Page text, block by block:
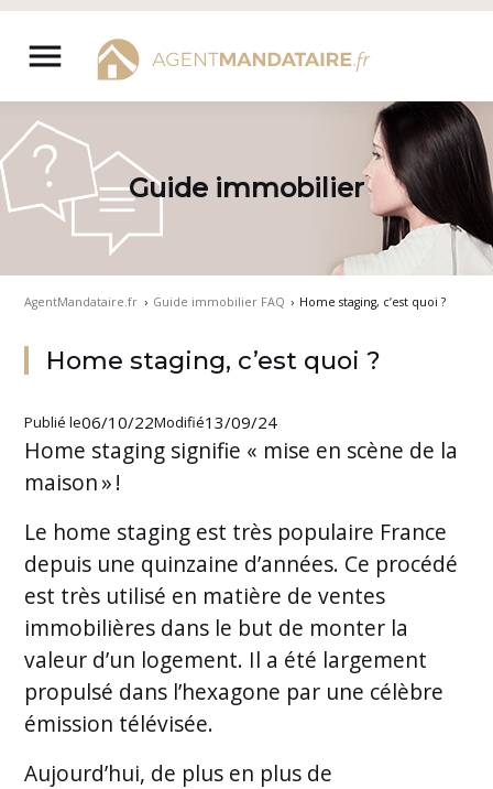
Aller
contenu
menu
Guide immobilier
AgentMandataire.fr › Guide immobilier FAQ › Home staging, c’est quoi ?
Home staging, c’est quoi ?
Publié le06/10/22Modifié13/09/24
Home staging signifie « mise en scène de la
maison » !
Le home staging est très populaire France
depuis une quinzaine d’années. Ce procédé
est très utilisé en matière de ventes
immobilières dans le but de monter la
valeur d’un logement. Il a été largement
propulsé dans l’hexagone par une célèbre
émission télévisée.
Aujourd’hui, de plus en plus de